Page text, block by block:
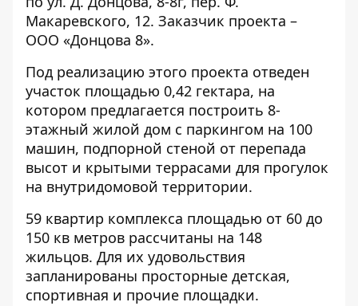
Макаревского, 12. Заказчик проекта –
ООО «Донцова 8».
Под реализацию этого проекта отведен
участок площадью 0,42 гектара, на
котором предлагается построить 8-
этажный жилой дом с паркингом на 100
машин, подпорной стеной от перепада
высот и крытыми террасами для прогулок
на внутридомовой территории.
59 квартир комплекса площадью от 60 до
150 кв метров рассчитаны на 148
жильцов. Для их удовольствия
запланированы просторные детская,
спортивная и прочие площадки.